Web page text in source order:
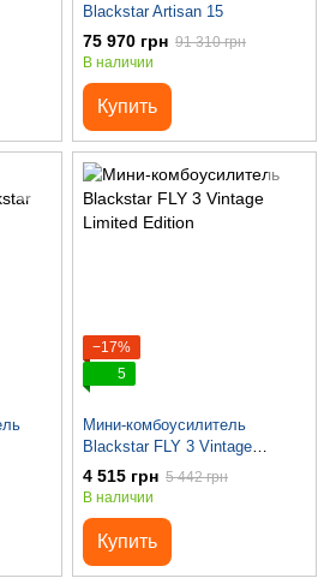
Blackstar Artisan 15
75 970 грн 91 310 грн
В наличии
Купить
−17%
5
Мини-комбоусилитель
Blackstar FLY 3 Vintage
Limited Edition
4 515 грн 5 442 грн
В наличии
Купить